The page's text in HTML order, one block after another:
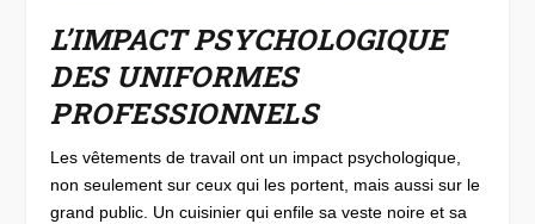
L’IMPACT PSYCHOLOGIQUE
DES UNIFORMES
PROFESSIONNELS
Les vêtements de travail ont un impact psychologique,
non seulement sur ceux qui les portent, mais aussi sur le
grand public. Un cuisinier qui enfile sa veste noire et sa